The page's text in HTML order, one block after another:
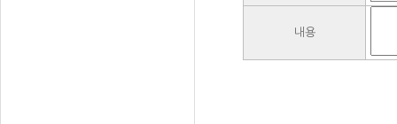
내용